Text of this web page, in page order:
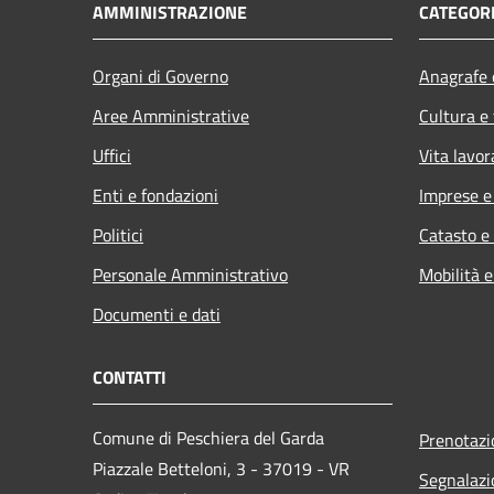
AMMINISTRAZIONE
Organi di Governo
Aree Amministrative
Uffici
Enti e fondazioni
Politici
Personale Amministrativo
Documenti e dati
Cultura
Vita
Imprese
Catasto
Mobilità
CONTATTI
Comune di Peschiera del Garda
Piazzale Betteloni, 3 - 37019 - VR